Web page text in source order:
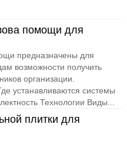
помощи для
предназначены для
возможности получить
организации.
устанавливаются системы
Технологии Виды...
плитки для